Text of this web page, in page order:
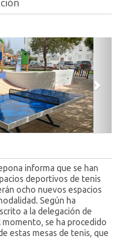
informa que se han
deportivos de tenis
ocho nuevos espacios
Según ha
a la delegación de
momento, se ha procedido
estas mesas de tenis, que